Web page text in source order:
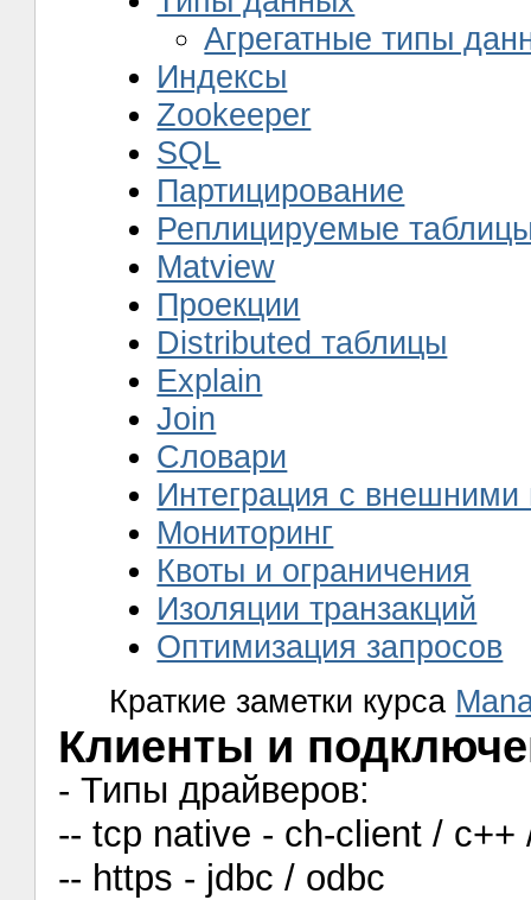
Агрегатные типы
Индексы
Zookeeper
SQL
Партицирование
Реплицируемые
Matview
Проекции
Distributed таблицы
Explain
Join
Словари
Интеграция с внешними
Мониторинг
Квоты и ограничения
Изоляции транзакций
Оптимизация запросов
Краткие заметки курса
Клиенты и
- Типы драйверов:
-- tcp native - ch-client / c++
-- https - jdbc / odbc